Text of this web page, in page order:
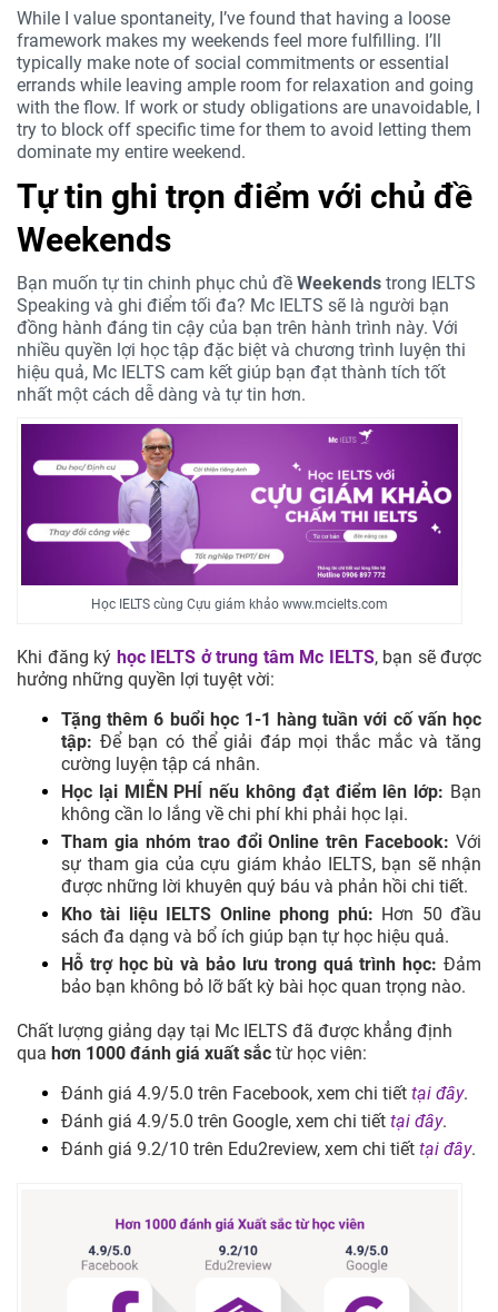
While I value spontaneity, I’ve found that having a loose
framework makes my weekends feel more fulfilling. I’ll
typically make note of social commitments or essential
errands while leaving ample room for relaxation and going
with the flow. If work or study obligations are unavoidable, I
try to block off specific time for them to avoid letting them
dominate my entire weekend.
Tự tin ghi trọn điểm với chủ đề
Weekends
Bạn muốn tự tin chinh phục chủ đề Weekends trong IELTS
Speaking và ghi điểm tối đa? Mc IELTS sẽ là người bạn
đồng hành đáng tin cậy của bạn trên hành trình này. Với
nhiều quyền lợi học tập đặc biệt và chương trình luyện thi
hiệu quả, Mc IELTS cam kết giúp bạn đạt thành tích tốt
nhất một cách dễ dàng và tự tin hơn.
Học IELTS cùng Cựu giám khảo www.mcielts.com
Khi đăng ký học IELTS ở trung tâm Mc IELTS, bạn sẽ được
hưởng những quyền lợi tuyệt vời:
Tặng thêm 6 buổi học 1-1 hàng tuần với cố vấn học
tập: Để bạn có thể giải đáp mọi thắc mắc và tăng
cường luyện tập cá nhân.
Học lại MIỄN PHÍ nếu không đạt điểm lên lớp: Bạn
không cần lo lắng về chi phí khi phải học lại.
Tham gia nhóm trao đổi Online trên Facebook: Với
sự tham gia của cựu giám khảo IELTS, bạn sẽ nhận
được những lời khuyên quý báu và phản hồi chi tiết.
Kho tài liệu IELTS Online phong phú: Hơn 50 đầu
sách đa dạng và bổ ích giúp bạn tự học hiệu quả.
Hỗ trợ học bù và bảo lưu trong quá trình học: Đảm
bảo bạn không bỏ lỡ bất kỳ bài học quan trọng nào.
Chất lượng giảng dạy tại Mc IELTS đã được khẳng định
qua hơn 1000 đánh giá xuất sắc từ học viên:
Đánh giá 4.9/5.0 trên Facebook, xem chi tiết tại đây.
Đánh giá 4.9/5.0 trên Google, xem chi tiết tại đây.
Đánh giá 9.2/10 trên Edu2review, xem chi tiết tại đây.